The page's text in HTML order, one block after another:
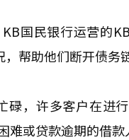
国民银行运营的
帮助他们断开债务
，许多客户在进
或贷款逾期的借